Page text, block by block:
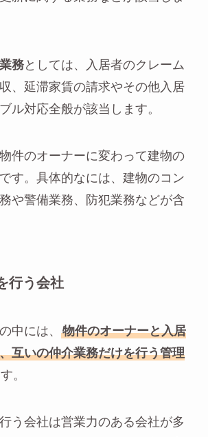
務としては、入居者のクレーム
、延滞家賃の請求やその他入居
ル対応全般が該当します。
件のオーナーに変わって建物の
す。具体的なには、建物のコン
や警備業務、防犯業務などが含
行う会社
中には、
物件のオーナーと入居
互いの仲介業務だけを行う管理
。
う会社は営業力のある会社が多